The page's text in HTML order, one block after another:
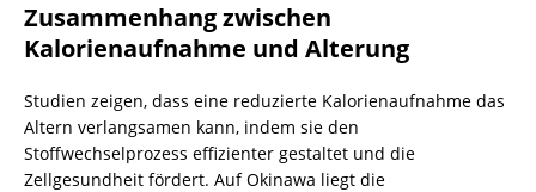
Zusammenhang zwischen
Kalorienaufnahme und Alterung
Studien zeigen, dass eine reduzierte Kalorienaufnahme das
Altern verlangsamen kann, indem sie den
Stoffwechselprozess effizienter gestaltet und die
Zellgesundheit fördert. Auf Okinawa liegt die